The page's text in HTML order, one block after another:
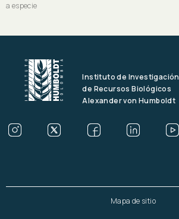
a especie
Instituto de Investigación
de Recursos Biológicos
Alexander von Humboldt
Mapa de sitio